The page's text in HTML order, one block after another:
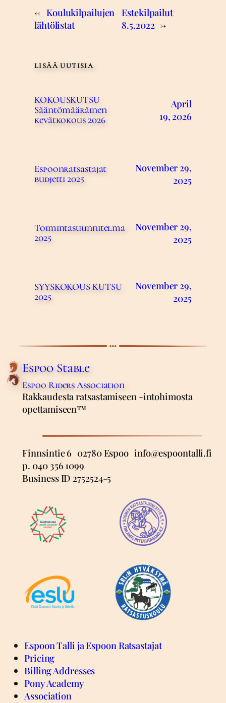
← Koulukilpailujen
lähtölistat
Estekilpailut
8.5.2022 →
LISÄÄ UUTISIA
KOKOUSKUTSU
Sääntömääräinen
kevätkokous 2026
April
19, 2026
Espoonratsastajat
budjetti 2025
November 29,
2025
Toimintasuunnitelma
2025
November 29,
2025
SYYSKOKOUS KUTSU
2025
November 29,
2025
Espoo Stable
Espoo Riders Association
Rakkaudesta ratsastamiseen -intohimosta
opettamiseen™
Finnsintie 6 02780 Espoo info@espoontalli.fi
p. 040 356 1099
Business ID 2752524-5
Espoon Talli ja Espoon Ratsastajat
Pricing
Billing Addresses
Pony Academy
Association